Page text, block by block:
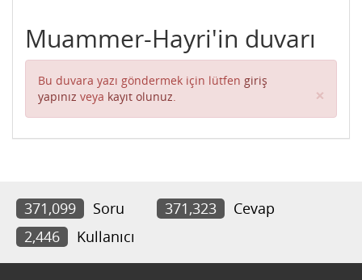
Muammer-Hayri'in duvarı
Bu duvara yazı göndermek için lütfen giriş
yapınız veya kayıt olunuz. ×
371,099 Soru 371,323
Cevap
2,446
Kullanıcı